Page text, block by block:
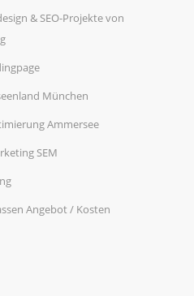
& SEO-Projekte von
München
Ammersee
SEM
Angebot / Kosten